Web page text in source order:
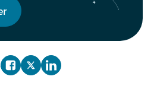
Partager sur Facebook
Partager sur X/Twitter
Partager sur Linkedin